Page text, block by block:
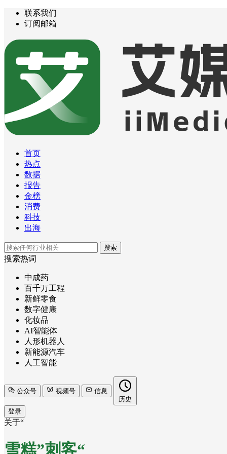
联系我们
订阅邮箱
首页
热点
数据
报告
金榜
消费
科技
出海
搜索
搜索热词
中成药
百千万工程
新鲜零食
数字健康
化妆品
AI智能体
人形机器人
新能源汽车
人工智能
公众号 视频号
信息
历史
登录
关于“
雪糕”刺客“